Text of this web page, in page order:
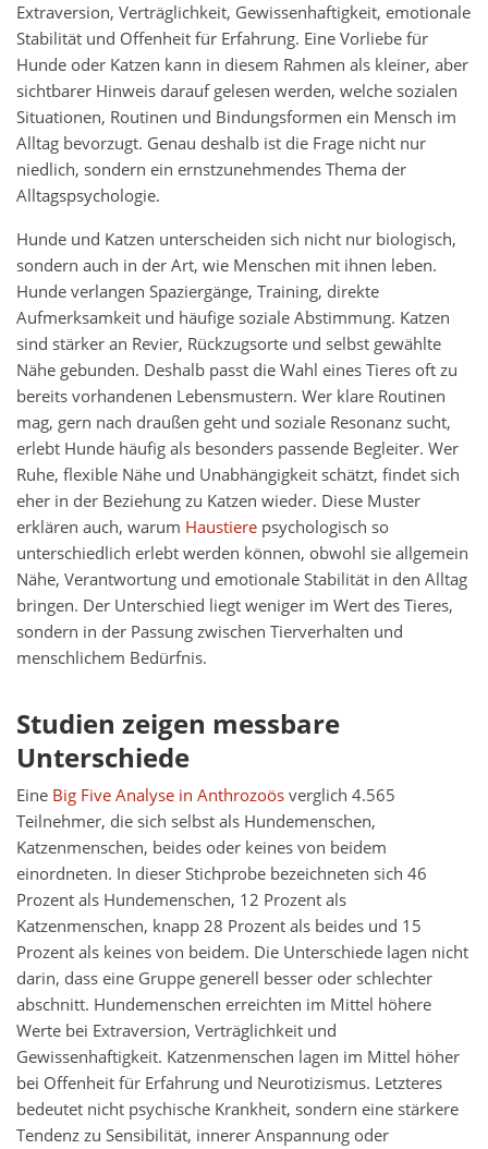
Extraversion, Verträglichkeit, Gewissenhaftigkeit, emotionale
Stabilität und Offenheit für Erfahrung. Eine Vorliebe für
Hunde oder Katzen kann in diesem Rahmen als kleiner, aber
sichtbarer Hinweis darauf gelesen werden, welche sozialen
Situationen, Routinen und Bindungsformen ein Mensch im
Alltag bevorzugt. Genau deshalb ist die Frage nicht nur
niedlich, sondern ein ernstzunehmendes Thema der
Alltagspsychologie.
Hunde und Katzen unterscheiden sich nicht nur biologisch,
sondern auch in der Art, wie Menschen mit ihnen leben.
Hunde verlangen Spaziergänge, Training, direkte
Aufmerksamkeit und häufige soziale Abstimmung. Katzen
sind stärker an Revier, Rückzugsorte und selbst gewählte
Nähe gebunden. Deshalb passt die Wahl eines Tieres oft zu
bereits vorhandenen Lebensmustern. Wer klare Routinen
mag, gern nach draußen geht und soziale Resonanz sucht,
erlebt Hunde häufig als besonders passende Begleiter. Wer
Ruhe, flexible Nähe und Unabhängigkeit schätzt, findet sich
eher in der Beziehung zu Katzen wieder. Diese Muster
erklären auch, warum Haustiere psychologisch so
unterschiedlich erlebt werden können, obwohl sie allgemein
Nähe, Verantwortung und emotionale Stabilität in den Alltag
bringen. Der Unterschied liegt weniger im Wert des Tieres,
sondern in der Passung zwischen Tierverhalten und
menschlichem Bedürfnis.
Studien zeigen messbare
Unterschiede
Eine Big Five Analyse in Anthrozoösverglich 4.565
Teilnehmer, die sich selbst als Hundemenschen,
Katzenmenschen, beides oder keines von beidem
einordneten. In dieser Stichprobe bezeichneten sich 46
Prozent als Hundemenschen, 12 Prozent als
Katzenmenschen, knapp 28 Prozent als beides und 15
Prozent als keines von beidem. Die Unterschiede lagen nicht
darin, dass eine Gruppe generell besser oder schlechter
abschnitt. Hundemenschen erreichten im Mittel höhere
Werte bei Extraversion, Verträglichkeit und
Gewissenhaftigkeit. Katzenmenschen lagen im Mittel höher
bei Offenheit für Erfahrung und Neurotizismus. Letzteres
bedeutet nicht psychische Krankheit, sondern eine stärkere
Tendenz zu Sensibilität, innerer Anspannung oder